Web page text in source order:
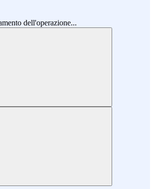
dell'operazione...